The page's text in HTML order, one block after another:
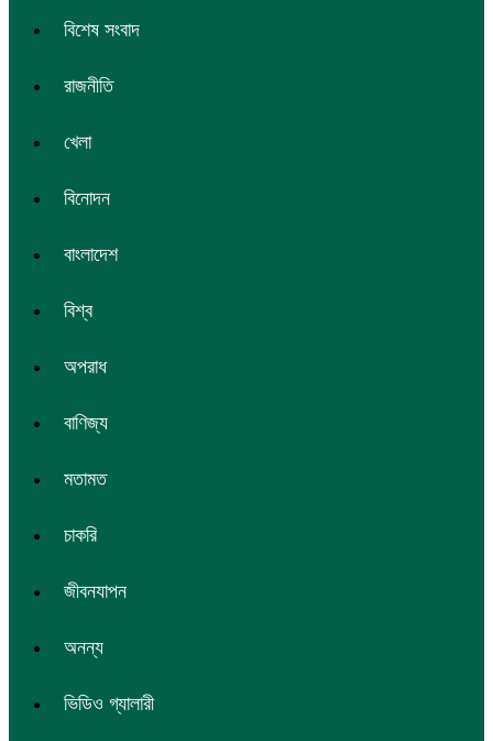
বিশেষ সংবাদ
রাজনীতি
খেলা
বিনোদন
বাংলাদেশ
বিশ্ব
অপরাধ
বাণিজ্য
মতামত
চাকরি
জীবনযাপন
অনন্য
ভিডিও গ্যালারী